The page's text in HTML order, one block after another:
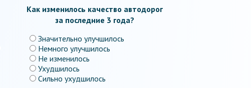
Как изменилось качество автодорог
за последние 3 года?
Значительно улучшилось
Немного улучшилось
Не изменилось
Ухудшилось
Сильно ухудшилось